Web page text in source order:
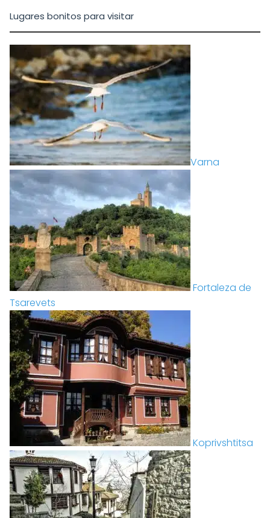
Lugares bonitos para visitar
Varna
Fortaleza de
Tsarevets
Koprivshtitsa